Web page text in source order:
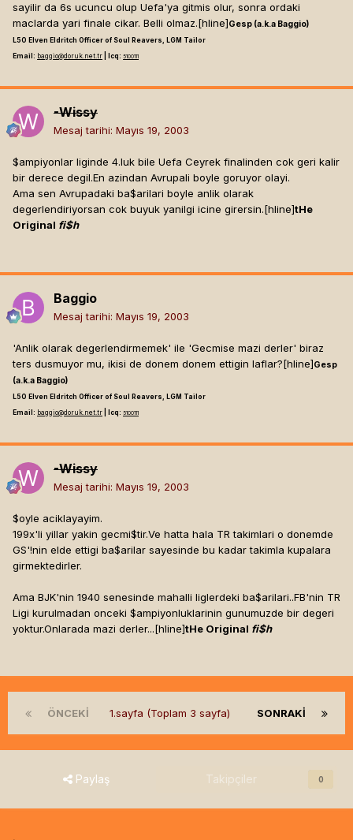
sayilir da 6s ucuncu olup Uefa'ya gitmis olur, sonra ordaki
maclarda yari finale cikar. Belli olmaz.[hline]Gesp (a.k.a Baggio)
L50 Elven Eldritch Officer of Soul Reavers, LGM Tailor
Email: baggio@doruk.net.tr | Icq: 5100111
-Wissy
Mesaj tarihi: Mayıs 19, 2003
$ampiyonlar liginde 4.luk bile Uefa Ceyrek finalinden cok geri kalir
bir derece degil.En azindan Avrupali boyle goruyor olayi.
Ama sen Avrupadaki ba$arilari boyle anlik olarak
degerlendiriyorsan cok buyuk yanilgi icine girersin.[hline]tHe
Original fi$h
Baggio
Mesaj tarihi: Mayıs 19, 2003
'Anlik olarak degerlendirmemek' ile 'Gecmise mazi derler' biraz
ters dusmuyor mu, ikisi de donem donem ettigin laflar?[hline]Gesp
(a.k.a Baggio)
L50 Elven Eldritch Officer of Soul Reavers, LGM Tailor
Email: baggio@doruk.net.tr | Icq: 5100111
-Wissy
Mesaj tarihi: Mayıs 19, 2003
$oyle aciklayayim.
199x'li yillar yakin gecmi$tir.Ve hatta hala TR takimlari o donemde
GS'!nin elde ettigi ba$arilar sayesinde bu kadar takimla kupalara
girmektedirler.
Ama BJK'nin 1940 senesinde mahalli liglerdeki ba$arilari..FB'nin TR
Ligi kurulmadan onceki $ampiyonluklarinin gunumuzde bir degeri
yoktur.Onlarada mazi derler...[hline]tHe Original fi$h
ÖNCEKI SONRAKI
1.sayfa (Toplam 3 sayfa)
Paylaş Takipçiler 0